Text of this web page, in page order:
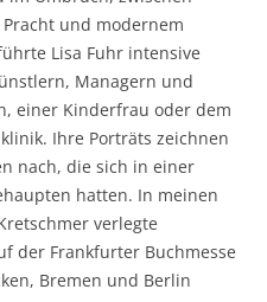
und modernem
Lisa Fuhr intensive
Managern und
einer Kinderfrau oder dem
Ihre Porträts zeichnen
nach, die sich in einer
hatten. In meinen
verlegte
der Frankfurter Buchmesse
Bremen und Berlin